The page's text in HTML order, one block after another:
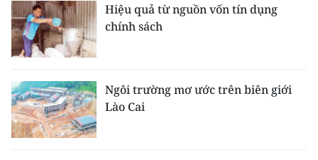
Hiệu quả từ nguồn vốn tín dụng
chính sách
Ngôi trường mơ ước trên biên giới
Lào Cai